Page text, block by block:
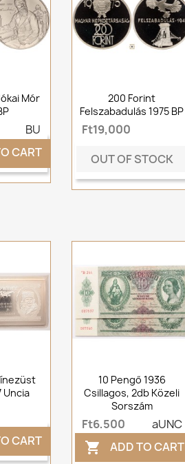
Mór
BU
CART
200 Forint
Felszabadulás 1975 BP
Ft19,000
OUT OF STOCK
Uncia
CART
10 Pengő 1936
Csillagos, 2db Közeli
Sorszám
Ft6,500 aUNC
 ADD TO CART